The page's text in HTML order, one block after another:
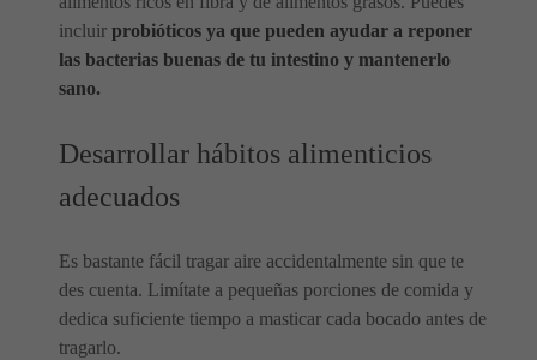
incluir probióticos ya que pueden ayudar a reponer
las bacterias buenas de tu intestino y mantenerlo
sano.
Desarrollar hábitos alimenticios
adecuados
Es bastante fácil tragar aire accidentalmente sin que te
des cuenta. Limítate a pequeñas porciones de comida y
dedica suficiente tiempo a masticar cada bocado antes de
tragarlo.